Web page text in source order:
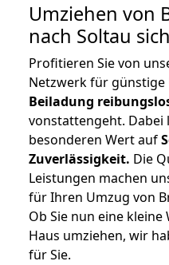
Umziehen von
nach Soltau
Profitieren Sie von
Netzwerk für günstige
Beiladung
vonstattengeht. Dabei
besonderen Wert auf
Zuverlässigkeit. Die
Leistungen machen
für Ihren Umzug von
Ob Sie nun eine
Haus umziehen, wir
für Sie.